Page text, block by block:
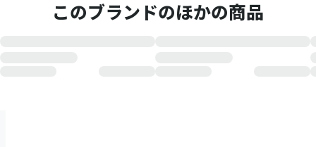
このブランドのほかの商品